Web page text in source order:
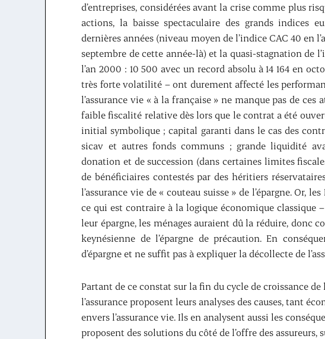
d’entreprises, considérées avant la crise comme plus
actions, la baisse spectaculaire des grands indices
dernières années (niveau moyen de l’indice CAC 40 en
septembre de cette année-là) et la quasi-stagnation de
l’an 2000 : 10 500 avec un record absolu à 14 164 en
très forte volatilité – ont durement affecté les
l’assurance vie « à la française » ne manque pas de
faible fiscalité relative dès lors que le contrat a été
initial symbolique ; capital garanti dans le cas des
sicav et autres fonds communs ; grande liquidité
donation et de succession (dans certaines limites
de bénéficiaires contestés par des héritiers
l’assurance vie de « couteau suisse » de l’épargne. Or,
ce qui est contraire à la logique économique classique
leur épargne, les ménages auraient dû la réduire, donc
keynésienne de l’épargne de précaution. En
d’épargne et ne suffit pas à expliquer la décollecte de
Partant de ce constat sur la fin du cycle de croissance
l’assurance proposent leurs analyses des causes, tant
envers l’assurance vie. Ils en analysent aussi les
proposent des solutions du côté de l’offre des assureurs,